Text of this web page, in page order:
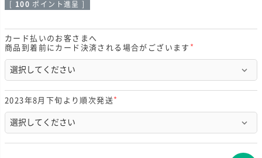
[ 100 ポイント進呈 ]
カード払いのお客さまへ
商品到着前にカード決済される場合がございます
)
2023年8月下旬より順次発送
)